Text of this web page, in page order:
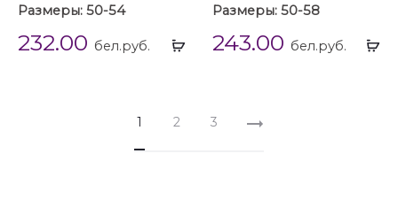
Выбрать
Размеры: 50-54
232.00 бел.руб.
Размеры: 50-58
243.00 бел.руб.
1 2 3